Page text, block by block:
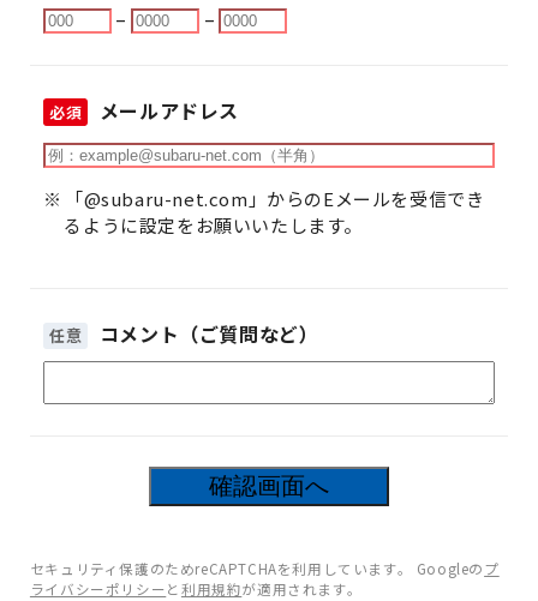
–
–
必須 メールアドレス
「@subaru-net.com」からのEメールを受信でき
るように設定をお願いいたします。
任意 コメント（ご質問など）
箇所の入力項目に不備があります。
セキュリティ保護のためreCAPTCHAを利用しています。 Googleのプ
ライバシーポリシーと利用規約が適用されます。